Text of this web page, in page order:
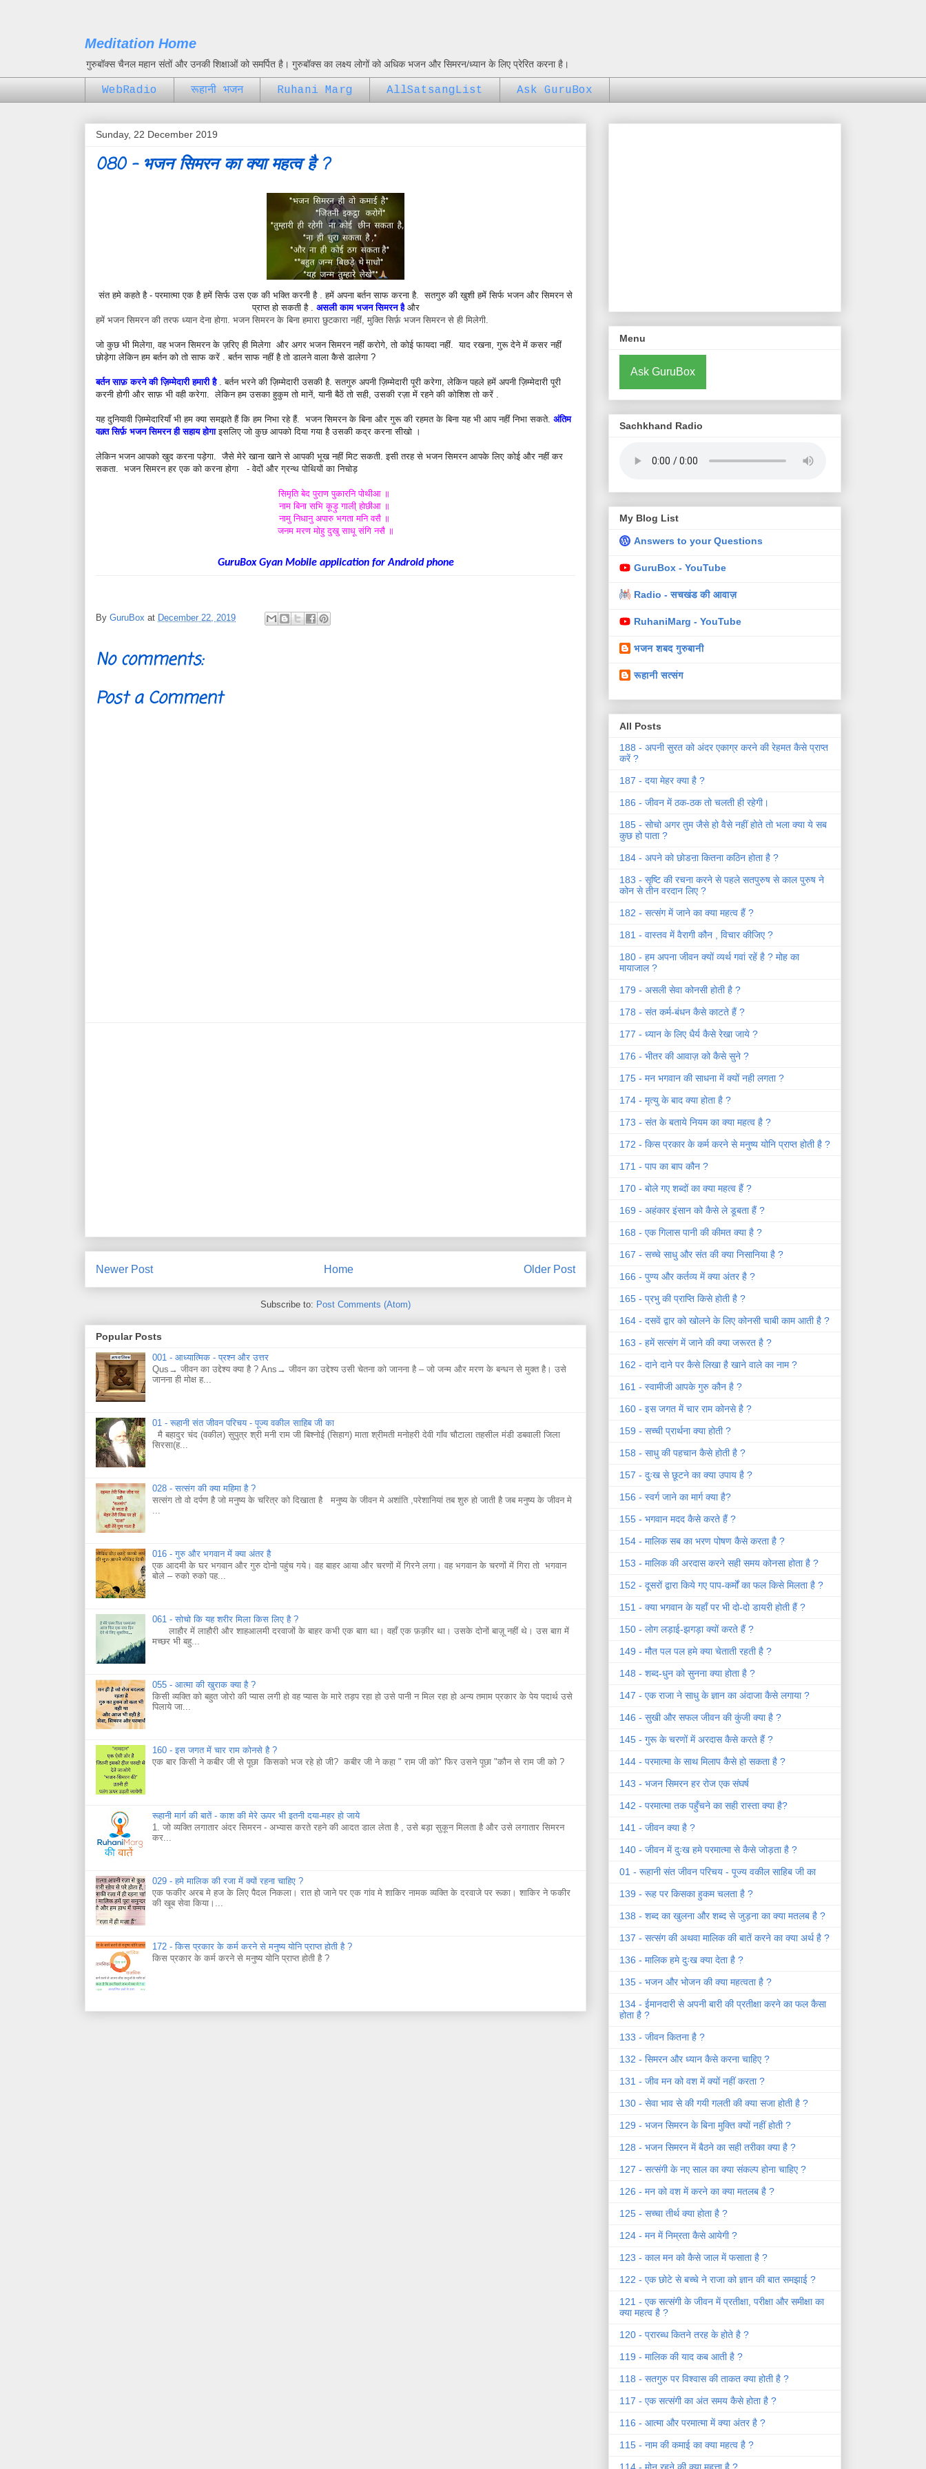
Meditation Home
गुरुबॉक्स चैनल महान संतों और उनकी शिक्षाओं को समर्पित है। गुरुबॉक्स का लक्ष्य लोगों को अधिक भजन और सिमरन/ध्यान के लिए प्रेरित करना है।
WebRadio रूहानी भजन Ruhani Marg AllSatsangList Ask GuruBox
Sunday, 22 December 2019
080 - भजन सिमरन का क्या महत्व है ?
संत हमे कहते है -परमात्मा एक है हमें सिर्फ उस एक की भक्ति करनी है .हमें अपना बर्तन साफ करना है. सतगुरु की खुशी हमें सिर्फ भजन और सिमरन से
प्राप्त हो सकती है . असली काम भजन सिमरन हैऔर
हमें भजन सिमरन की तरफ ध्यान देना होगा. भजन सिमरन के बिना हमारा छुटकारा नहीं, मुक्ति सिर्फ़ भजन सिमरन से ही मिलेगी.
जो कुछ भी मिलेगा, वह भजन सिमरन के ज़रिए ही मिलेगा और अगर भजन सिमरन नहीं करोगे, तो कोई फायदा नहीं. याद रखना, गुरू देने में कसर नहीं
छोड़ेगा लेकिन हम बर्तन को तो साफ करें . बर्तन साफ नहीं है तो डालने वाला कैसे डालेगा ?
बर्तन साफ़ करने की ज़िम्मेदारी हमारी है. बर्तन भरने की ज़िम्मेदारी उसकी है. सतगुरु अपनी ज़िम्मेदारी पूरी करेगा, लेकिन पहले हमें अपनी ज़िम्मेदारी पूरी
करनी होगी और साफ़ भी वही करेगा. लेकिन हम उसका हुकुम तो मानें, यानी बैठें तो सही, उसकी रज़ा में रहने की कोशिश तो करें .
यह दुनियावी ज़िम्मेदारियाँ भी हम क्या समझते हैं कि हम निभा रहे हैं. भजन सिमरन के बिना और गुरू की रहमत के बिना यह भी आप नहीं निभा सकते. अंतिम
वक़्त सिर्फ़ भजन सिमरन ही सहाय होगाइसलिए जो कुछ आपको दिया गया है उसकी कद्र करना सीखो ।
लेकिन भजन आपको खुद करना पड़ेगा. जैसे मेरे खाना खाने से आपकी भूख नहीं मिट सकती. इसी तरह से भजन सिमरन आपके लिए कोई और नहीं कर
सकता. भजन सिमरन हर एक को करना होगा - वेदों और ग्रन्थ पोथियों का निचोड़
सिमृति बेद पुराण पुकारनि पोथीआ ॥
नाम बिना सभि कूड़ु गाली् होछीआ ॥
नामु निधानु अपारु भगता मनि वसै ॥
जनम मरण मोहु दुखु साधू संगि नसै ॥
GuruBox Gyan Mobile application for Android phone
By GuruBox at December 22, 2019
No comments:
Post a Comment
Newer Post Older Post
Home
Subscribe to: Post Comments (Atom)
Popular Posts
001 - आध्यात्मिक - प्रश्न और उत्तर
Qus→ जीवन का उद्देश्य क्या है ? Ans→ जीवन का उद्देश्य उसी चेतना को जानना है – जो जन्म और मरण के बन्धन से मुक्त है। उसे
जानना ही मोक्ष ह...
01 - रूहानी संत जीवन परिचय - पूज्य वकील साहिब जी का
मै बहादुर चंद (वकील) सुपुत्र श्री मनी राम जी बिश्नोई (सिहाग) माता श्रीमती मनोहरी देवी गाँव चौटाला तहसील मंडी डबवाली जिला
सिरसा(ह...
028 - सत्संग की क्या महिमा है ?
सत्संग तो वो दर्पण है जो मनुष्य के चरित्र को दिखाता है मनुष्य के जीवन मे अशांति ,परेशानियां तब शुरु हो जाती है जब मनुष्य के जीवन मे
...
016 - गुरु और भगवान में क्या अंतर है
एक आदमी के घर भगवान और गुरु दोनो पहुंच गये। वह बाहर आया और चरणों में गिरने लगा। वह भगवान के चरणों में गिरा तो भगवान
बोले – रुको रुको पह...
061 - सोचो कि यह शरीर मिला किस लिए है ?
लाहौर में लाहौरी और शाहआलमी दरवाजों के बाहर कभी एक बाग़ था। वहाँ एक फ़क़ीर था। उसके दोनों बाज़ू नहीं थे। उस बाग़ में
मच्छर भी बहु...
055 - आत्मा की खुराक क्या है ?
किसी व्यक्ति को बहुत जोरो की प्यास लगी हो वह प्यास के मारे तड़प रहा हो उसे पानी न मिल रहा हो अन्य तमाम प्रकार के पेय पदार्थ उसे
पिलाये जा...
160 - इस जगत में चार राम कोनसे है ?
एक बार किसी ने कबीर जी से पूछा किसको भज रहे हो जी? कबीर जी ने कहा " राम जी को" फिर उसने पूछा "कौन से राम जी को ?
रूहानी मार्ग की बातें - काश की मेरे ऊपर भी इतनी दया-महर हो जाये
1. जो व्यक्ति लगातार अंदर सिमरन - अभ्यास करते रहने की आदत डाल लेता है , उसे बड़ा सुकून मिलता है और उसे लगातार सिमरन
कर...
029 - हमे मालिक की रजा में क्यों रहना चाहिए ?
एक फकीर अरब मे हज के लिए पैदल निकला। रात हो जाने पर एक गांव मे शाकिर नामक व्यक्ति के दरवाजे पर रूका। शाकिर ने फकीर
की खूब सेवा किया।...
172 - किस प्रकार के कर्म करने से मनुष्य योनि प्राप्त होती है ?
किस प्रकार के कर्म करने से मनुष्य योनि प्राप्त होती है ?
Menu
Ask GuruBox
Sachkhand Radio
My Blog List
Answers to your Questions
GuruBox - YouTube
Radio - सचखंड की आवाज़
RuhaniMarg - YouTube
भजन शबद गुरुबानी
रूहानी सत्संग
All Posts
188 - अपनी सुरत को अंदर एकाग्र करने की रेहमत कैसे प्राप्त
करें ?
187 - दया मेहर क्या है ?
186 - जीवन में ठक-ठक तो चलती ही रहेगी।
185 - सोचो अगर तुम जैसे हो वैसे नहीं होते तो भला क्या ये सब
कुछ हो पाता ?
184 - अपने को छोडऩा कितना कठिन होता है ?
183 - सृष्टि की रचना करने से पहले सतपुरुष से काल पुरुष ने
कोन से तीन वरदान लिए ?
182 - सत्संग में जाने का क्या महत्व हैं ?
181 - वास्तव में वैरागी कौन , विचार कीजिए ?
180 - हम अपना जीवन क्यों व्यर्थ गवां रहें है ? मोह का
मायाजाल ?
179 - असली सेवा कोनसी होती है ?
178 - संत कर्म-बंधन कैसे काटते हैं ?
177 - ध्यान के लिए धैर्य कैसे रेखा जाये ?
176 - भीतर की आवाज़ को कैसे सुने ?
175 - मन भगवान की साधना में क्यों नही लगता ?
174 - मृत्यु के बाद क्या होता है ?
173 - संत के बताये नियम का क्या महत्व है ?
172 - किस प्रकार के कर्म करने से मनुष्य योनि प्राप्त होती है ?
171 - पाप का बाप कौन ?
170 - बोले गए शब्दों का क्या महत्व हैं ?
169 - अहंकार इंसान को कैसे ले डूबता हैं ?
168 - एक गिलास पानी की कीमत क्या है ?
167 - सच्चे साधु और संत की क्या निसानिया है ?
166 - पुण्य और कर्तव्य में क्या अंतर है ?
165 - प्रभु की प्राप्ति किसे होती है ?
164 - दसवें द्वार को खोलने के लिए कोनसी चाबी काम आती है ?
163 - हमें सत्संग में जाने की क्या जरूरत है ?
162 - दाने दाने पर कैसे लिखा है खाने वाले का नाम ?
161 - स्वामीजी आपके गुरु कौन है ?
160 - इस जगत में चार राम कोनसे है ?
159 - सच्ची प्रार्थना क्या होती ?
158 - साधु की पहचान कैसे होती है ?
157 - दुःख से छूटने का क्या उपाय है ?
156 - स्वर्ग जाने का मार्ग क्या है?
155 - भगवान मदद कैसे करते हैं ?
154 - मालिक सब का भरण पोषण कैसे करता है ?
153 - मालिक की अरदास करने सही समय कोनसा होता है ?
152 - दूसरों द्वारा किये गए पाप-कर्मों का फल किसे मिलता है ?
151 - क्या भगवान के यहाँ पर भी दो-दो डायरी होती हैं ?
150 - लोग लड़ाई-झगड़ा क्यों करते हैं ?
149 - मौत पल पल हमे क्या चेताती रहती है ?
148 - शब्द-धुन को सुनना क्या होता है ?
147 - एक राजा ने साधु के ज्ञान का अंदाजा कैसे लगाया ?
146 - सुखी और सफल जीवन की कुंजी क्या है ?
145 - गुरू के चरणों में अरदास कैसे करते हैं ?
144 - परमात्मा के साथ मिलाप कैसे हो सकता है ?
143 - भजन सिमरन हर रोज एक संघर्ष
142 - परमात्मा तक पहुँचने का सही रास्ता क्या है?
141 - जीवन क्या है ?
140 - जीवन में दुःख हमे परमात्मा से कैसे जोड़ता है ?
01 - रूहानी संत जीवन परिचय - पूज्य वकील साहिब जी का
139 - रूह पर किसका हुकम चलता है ?
138 - शब्द का खुलना और शब्द से जुड़ना का क्या मतलब है ?
137 - सत्संग की अथवा मालिक की बातें करने का क्या अर्थ है ?
136 - मालिक हमे दुःख क्या देता है ?
135 - भजन और भोजन की क्या महत्वता है ?
134 - ईमानदारी से अपनी बारी की प्रतीक्षा करने का फल कैसा
होता है ?
133 - जीवन कितना है ?
132 - सिमरन और ध्यान कैसे करना चाहिए ?
131 - जीव मन को वश में क्यों नहीं करता ?
130 - सेवा भाव से की गयी गलती की क्या सजा होती है ?
129 - भजन सिमरन के बिना मुक्ति क्यों नहीं होती ?
128 - भजन सिमरन में बैठने का सही तरीका क्या है ?
127 - सत्संगी के नए साल का क्या संकल्प होना चाहिए ?
126 - मन को वश में करने का क्या मतलब है ?
125 - सच्चा तीर्थ क्या होता है ?
124 - मन में निम्रता कैसे आयेगी ?
123 - काल मन को कैसे जाल में फसाता है ?
122 - एक छोटे से बच्चे ने राजा को ज्ञान की बात समझाई ?
121 - एक सत्संगी के जीवन में प्रतीक्षा, परीक्षा और समीक्षा का
क्या महत्व है ?
120 - प्रारब्ध कितने तरह के होते है ?
119 - मालिक की याद कब आती है ?
118 - सतगुरु पर विश्वास की ताकत क्या होती है ?
117 - एक सत्संगी का अंत समय कैसे होता है ?
116 - आत्मा और परमात्मा में क्या अंतर है ?
115 - नाम की कमाई का क्या महत्व है ?
114 - मोन रहने की क्या महत्ता है ?